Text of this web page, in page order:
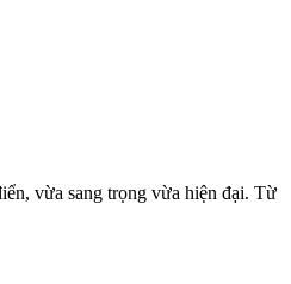
vừa sang trọng vừa hiện đại. Từ